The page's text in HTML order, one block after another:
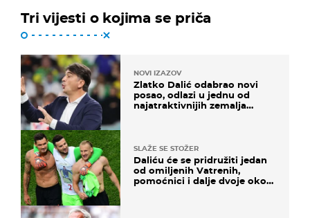
Tri vijesti o kojima se priča
NOVI IZAZOV
Zlatko Dalić odabrao novi
posao, odlazi u jednu od
najatraktivnijih zemalja
SLAŽE SE STOŽER
Daliću će se pridružiti jedan
od omiljenih Vatrenih,
pomoćnici i dalje dvoje oko